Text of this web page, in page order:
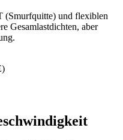
(Smurfquitte) und flexiblen
Gesamlastdichten, aber